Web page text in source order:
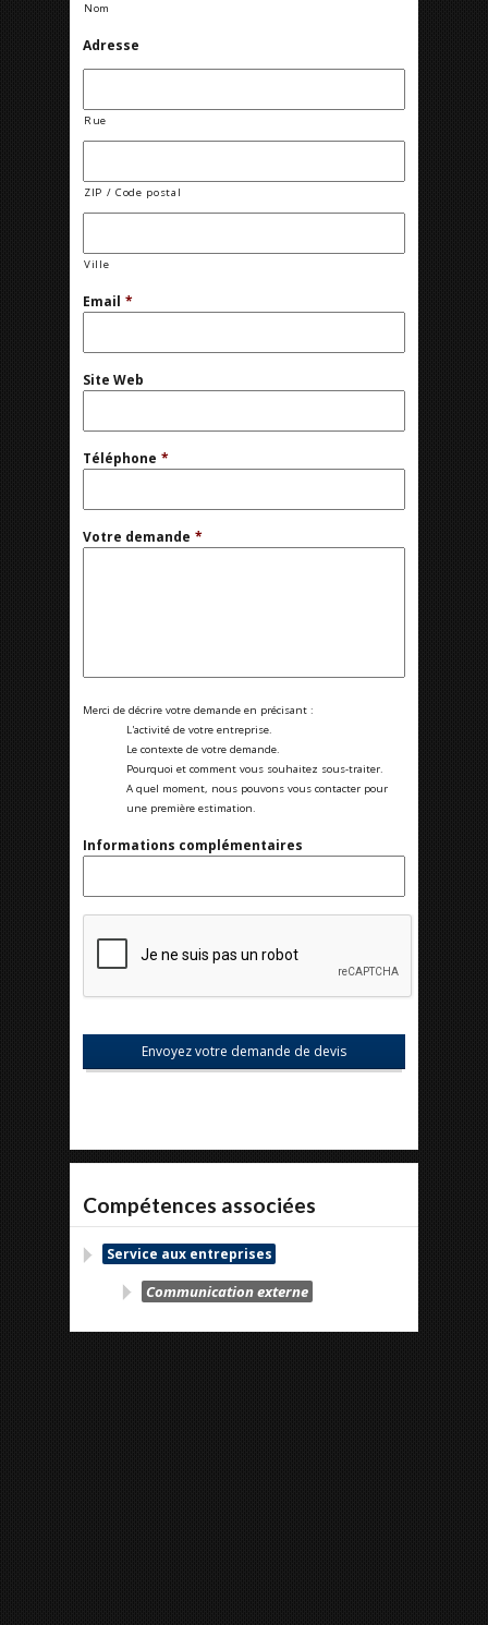
Nom
Adresse
Rue
ZIP / Code postal
Ville
Email *
Site Web
Téléphone *
Votre demande *
Merci de décrire votre demande en précisant :
L'activité de votre entreprise.
Le contexte de votre demande.
Pourquoi et comment vous souhaitez sous-traiter.
A quel moment, nous pouvons vous contacter pour
une première estimation.
Informations complémentaires
Compétences associées
Service aux entreprises
Communication externe